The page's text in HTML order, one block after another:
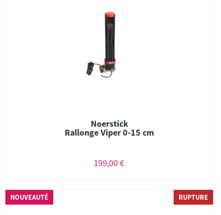
Noerstick
Rallonge Viper 0-15 cm
199,00 €
NOUVEAUTÉ RUPTURE